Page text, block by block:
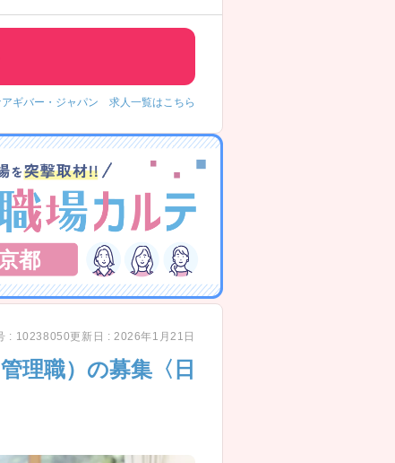
アギバー・ジャパン 求人一覧はこちら
都
: 10238050更新日 : 2026年1月21日
理職）の募集〈日